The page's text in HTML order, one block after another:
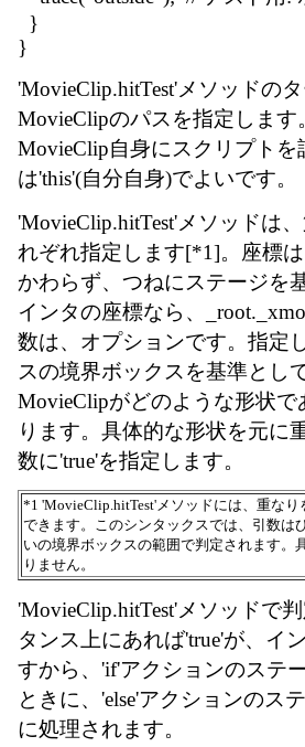
}
}
'MovieClip.hitTest'メソッドの
MovieClipのパスを指定しま
MovieClip自身にスクリプト
は'this'(自分自身)でよいです。
'MovieClip.hitTest'メソッドは
れぞれ指定します[*1]。座標
かわらず、つねにステージを
インタの座標なら、
数は、オプションです。指定
スの境界ボックスを基準とし
MovieClipがどのような形状
ります。具体的な形状を元に
数に'true'を指定します。
*1 'MovieClip.hitTest'メソッドには、重な
できます。このシンタックスでは、引数は
いの境界ボックスの範囲で判定されます。
りません。
'MovieClip.hitTest'メソッドで
タンス上にあれば'true'が、イ
すから、'if'アクションのステ
ときに、'else'アクションのス
に処理されます。